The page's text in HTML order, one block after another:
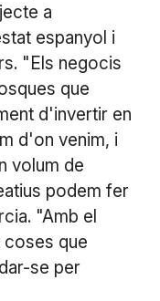
a
espanyol i
"Els negocis
que
d'invertir en
d'on venim, i
volum de
podem fer
"Amb el
que
se per